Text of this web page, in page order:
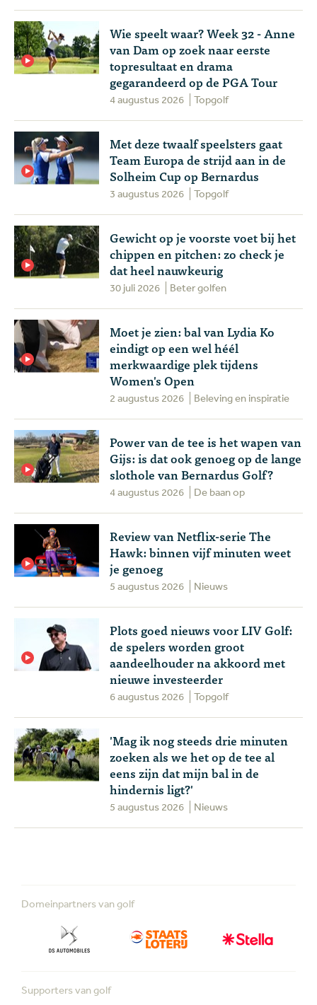
Wie speelt waar? Week 32 - Anne
van Dam op zoek naar eerste
topresultaat en drama
gegarandeerd op de PGA Tour
4 augustus 2026 Topgolf
Met deze twaalf speelsters gaat
Team Europa de strijd aan in de
Solheim Cup op Bernardus
3 augustus 2026 Topgolf
Gewicht op je voorste voet bij het
chippen en pitchen: zo check je
dat heel nauwkeurig
30 juli 2026 Beter golfen
Moet je zien: bal van Lydia Ko
eindigt op een wel héél
merkwaardige plek tijdens
Women's Open
2 augustus 2026 Beleving en inspiratie
Power van de tee is het wapen van
Gijs: is dat ook genoeg op de lange
slothole van Bernardus Golf?
4 augustus 2026 De baan op
Review van Netflix-serie The
Hawk: binnen vijf minuten weet
je genoeg
5 augustus 2026 Nieuws
Plots goed nieuws voor LIV Golf:
de spelers worden groot
aandeelhouder na akkoord met
nieuwe investeerder
6 augustus 2026 Topgolf
'Mag ik nog steeds drie minuten
zoeken als we het op de tee al
eens zijn dat mijn bal in de
hindernis ligt?'
5 augustus 2026 Nieuws
Domeinpartners van golf
Supporters van golf